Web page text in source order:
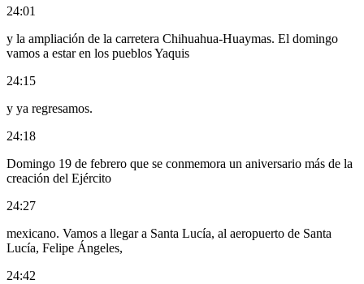
24:01
y la ampliación de la carretera Chihuahua-Huaymas. El domingo
vamos a estar en los pueblos Yaquis
24:15
y ya regresamos.
24:18
Domingo 19 de febrero que se conmemora un aniversario más de la
creación del Ejército
24:27
mexicano. Vamos a llegar a Santa Lucía, al aeropuerto de Santa
Lucía, Felipe Ángeles,
24:42